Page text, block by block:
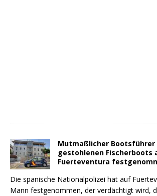
Mutmaßlicher Bootsführer
gestohlenen Fischerboots
Fuerteventura
Die spanische Nationalpolizei hat auf
Mann festgenommen, der verdächtigt wird,